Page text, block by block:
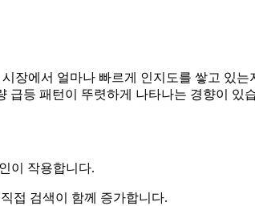
장에서 얼마나 빠르게 인지도를 쌓고 있는
급등 패턴이 뚜렷하게 나타나는 경향이 있
이 작용합니다.
접 검색이 함께 증가합니다.